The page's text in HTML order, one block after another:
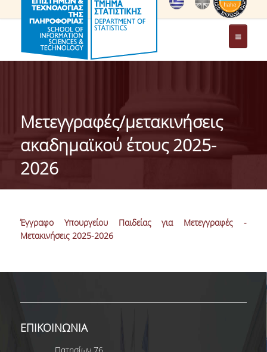
ΤΟ ΤΜΗΜΑ
ΔΙΟΙΚΗΣΗ ΤΟΥ ΤΜΗΜΑΤΟΣ
ΣΥΝΕΛΕΥΣΗ ΤΜΗΜΑΤΟΣ
QSRANKINGS 2022
ΕΡΓΑΣΤΗΡΙΑ
ΕΡΓΑΣΤΗΡΙΟ ΕΦΑΡΜΟΣΜΕΝΗΣ ΣΤΑΤΙΣΤΙΚΗΣ,
Μετεγγραφές/μετακινήσεις
ακαδημαϊκού έτους 2025-
2026
Έγγραφο Υπουργείου Παιδείας για Μετεγγραφές -
Μετακινήσεις 2025-2026
ΕΠΙΚΟΙΝΩΝΙΑ